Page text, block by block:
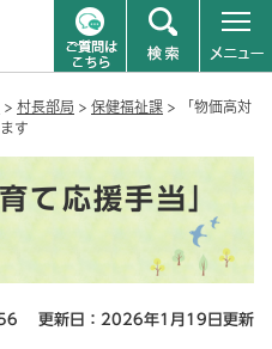
> 村長部局 > 保健福祉課 >
「物価高対
す
て応援手当」
更新日：2026年1月19日更新